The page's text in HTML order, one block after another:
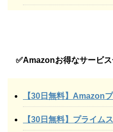
✅Amazonお得なサービス
【30日無料】Amazon
【30日無料】プライム